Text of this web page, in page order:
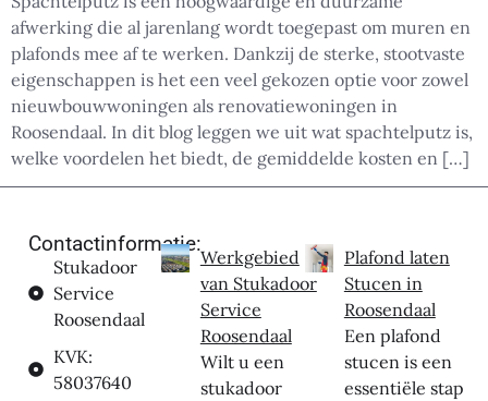
afwerking die al jarenlang wordt toegepast om muren en
plafonds mee af te werken. Dankzij de sterke, stootvaste
eigenschappen is het een veel gekozen optie voor zowel
nieuwbouwwoningen als renovatiewoningen in
Roosendaal. In dit blog leggen we uit wat spachtelputz is,
welke voordelen het biedt, de gemiddelde kosten en […]
Contactinformatie:
Stukadoor
Service
Roosendaal
KVK:
58037640
Werkgebied
van Stukadoor
Service
Roosendaal
Wilt u een
stukadoor
Plafond laten
Stucen in
Roosendaal
Een plafond
stucen is een
essentiële stap